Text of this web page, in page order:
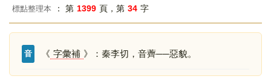
標點整理本 ： 第 1399 頁，第 34 字
音 《 字彙補 》：秦李切，音薺──惡貌。